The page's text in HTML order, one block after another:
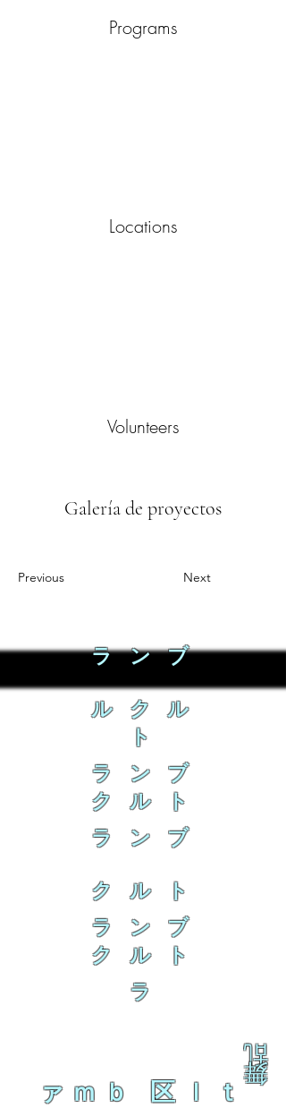
Programs
Locations
Volunteers
Galería de proyectos
Previous Next
ラ ン ブ
ル ク ル
ト
ラ ン ブ
ク ル ト
ラ ン ブ
ク ル ト
ラ ン ブ
ク ル ト
ラ
乱
舞
ァｍｂ 区ｌｔ